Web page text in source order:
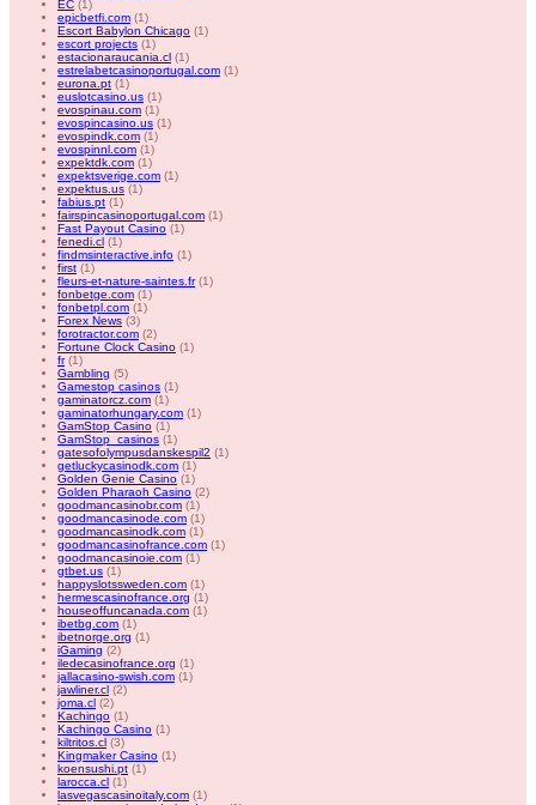
EC (1)
epicbetfi.com (1)
Escort Babylon Chicago (1)
escort projects (1)
estacionaraucania.cl (1)
estrelabetcasinoportugal.com (1)
eurona.pt (1)
euslotcasino.us (1)
evospinau.com (1)
evospincasino.us (1)
evospindk.com (1)
evospinnl.com (1)
expektdk.com (1)
expektsverige.com (1)
expektus.us (1)
fabius.pt (1)
fairspincasinoportugal.com (1)
Fast Payout Casino (1)
fenedi.cl (1)
findmsinteractive.info (1)
first (1)
fleurs-et-nature-saintes.fr(1)
fonbetge.com (1)
fonbetpl.com (1)
Forex News (3)
forotractor.com (2)
Fortune Clock Casino (1)
fr(1)
Gambling (5)
Gamestop casinos (1)
gaminatorcz.com (1)
gaminatorhungary.com (1)
GamStop Casino (1)
GamStop_casinos (1)
gatesofolympusdanskespil2 (1)
getluckycasinodk.com (1)
Golden Genie Casino (1)
Golden Pharaoh Casino (2)
goodmancasinobr.com (1)
goodmancasinode.com (1)
goodmancasinodk.com (1)
goodmancasinofrance.com (1)
goodmancasinoie.com (1)
gtbet.us (1)
happyslotssweden.com (1)
hermescasinofrance.org (1)
houseoffuncanada.com (1)
ibetbg.com (1)
ibetnorge.org (1)
iGaming (2)
iledecasinofrance.org (1)
jallacasino-swish.com (1)
jawliner.cl (2)
joma.cl (2)
Kachingo (1)
Kachingo Casino (1)
kiltritos.cl (3)
Kingmaker Casino (1)
koensushi.pt (1)
larocca.cl (1)
lasvegascasinoitaly.com (1)